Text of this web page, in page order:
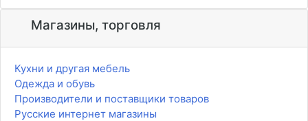
Магазины, торговля
Кухни и другая мебель
Одежда и обувь
Производители и поставщики товаров
Русские интернет магазины